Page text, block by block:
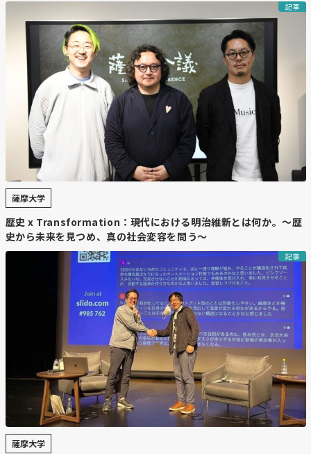
記事
薩摩大学
歴史 x Transformation：現代における明治維新とは何か。～歴
史から未来を見つめ、真の社会変容を問う～
記事
薩摩大学